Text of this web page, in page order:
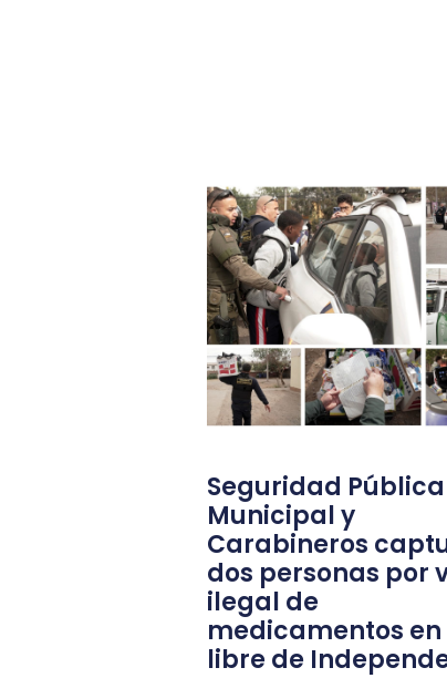
Seguridad Pública
Municipal y
Carabineros
dos personas por
ilegal de
medicamentos
libre de